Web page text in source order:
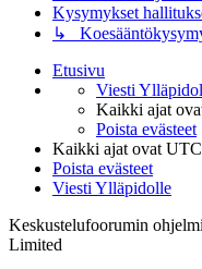
Kysymykset
↳
Etusivu
Viesti
Kaikki ajat
Poista evästeet
Kaikki ajat ovat
Poista evästeet
Viesti Ylläpidolle
Keskustelufoorumin
Limited